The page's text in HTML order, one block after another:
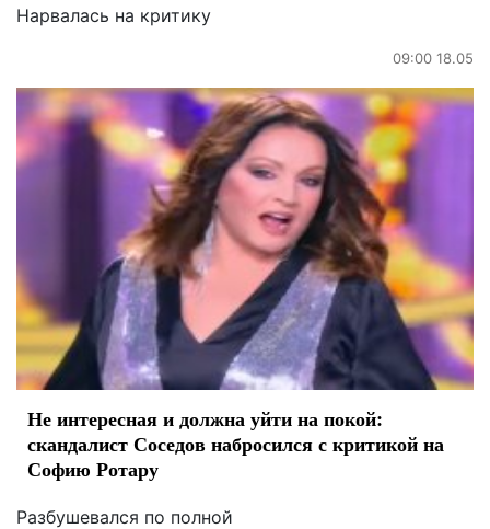
Нарвалась на критику
09:00 18.05
Не интересная и должна уйти на покой:
скандалист Соседов набросился с критикой на
Софию Ротару
Разбушевался по полной